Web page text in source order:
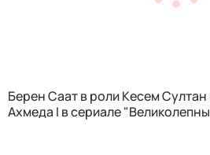
Берен Саат в роли Кесем Султан
Ахмеда I в сериале